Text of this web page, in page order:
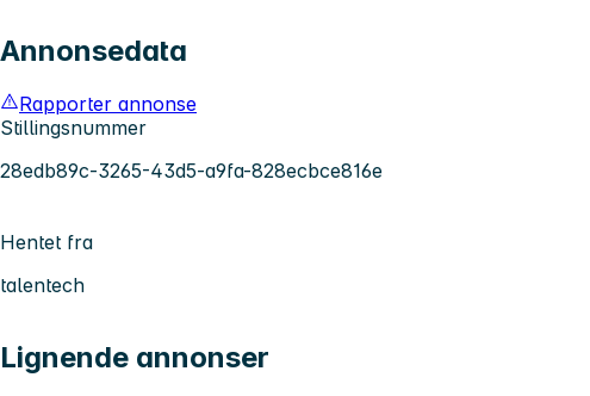
Annonsedata
Rapporter annonse
Stillingsnummer
28edb89c-3265-43d5-a9fa-828ecbce816e
Hentet fra
talentech
Lignende annonser